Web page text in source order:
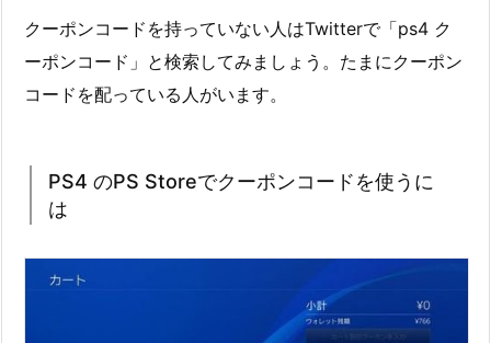
クーポンコードを持っていない人はTwitterで「ps4 ク
ーポンコード」と検索してみましょう。たまにクーポン
コードを配っている人がいます。
PS4 のPS Storeでクーポンコードを使うに
は